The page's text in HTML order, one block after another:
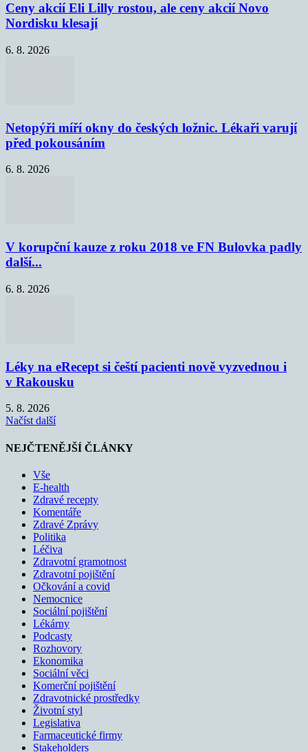
Ceny akcií Eli Lilly rostou, ale ceny akcií Novo
Nordisku klesají
6. 8. 2026
Netopýři míří okny do českých ložnic. Lékaři varují
před pokousáním
6. 8. 2026
V korupční kauze z roku 2018 ve FN Bulovka padly
další...
6. 8. 2026
Léky na eRecept si čeští pacienti nově vyzvednou i
v Rakousku
5. 8. 2026
Načíst další
NEJČTENĚJŠÍ ČLÁNKY
Vše
E-health
Zdravé recepty
Komentáře
Zdravé Zprávy
Politika
Léčiva
Zdravotní gramotnost
Zdravotní pojištění
Očkování a covid
Nemocnice
Sociální pojištění
Lékárny
Podcasty
Rozhovory
Ekonomika
Sociální věci
Komerční pojištění
Zdravotnické prostředky
Životní styl
Legislativa
Farmaceutické firmy
Stakeholders